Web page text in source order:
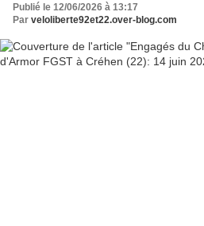
Publié le 12/06/2026 à 13:17
Par veloliberte92et22.over-blog.com